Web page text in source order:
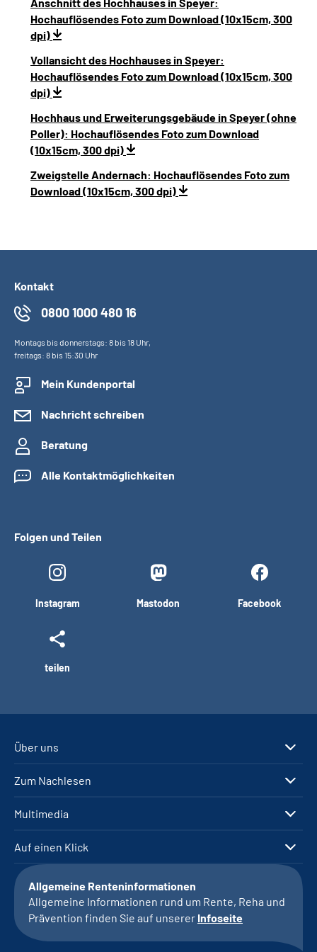
Hochauflösendes Foto zum Download (10x15cm, 300
dpi)
Vollansicht des Hochhauses in Speyer:
Hochauflösendes Foto zum Download (10x15cm, 300
dpi)
Hochhaus und Erweiterungsgebäude in Speyer (ohne
Poller): Hochauflösendes Foto zum Download
(10x15cm, 300 dpi)
Zweigstelle Andernach: Hochauflösendes Foto zum
Download (10x15cm, 300 dpi)
Kontakt
0800 1000 480 16
Montags bis donnerstags: 8 bis 18 Uhr,
freitags: 8 bis 15:30 Uhr
Mein Kundenportal
Nachricht schreiben
Beratung
Alle Kontaktmöglichkeiten
Folgen und Teilen
Instagram Mastodon Facebook
teilen
Über uns
Zum Nachlesen
Multimedia
Auf einen Klick
Allgemeine Renteninformationen
Allgemeine Informationen rund um Rente, Reha und
Prävention finden Sie auf unserer Infoseite